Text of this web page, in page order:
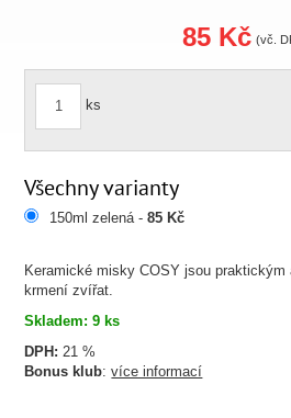
Keramické misky COSY jsou
krmení zvířat.
Skladem: 9 ks
DPH: 21 %
Bonus klub:více informací
85 Kč (vč.
ks
Všechny varianty
150ml zelená -85 Kč